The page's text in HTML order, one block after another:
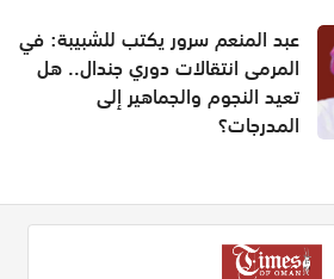
عبد المنعم سرور يكتب للشبيبة: في
المرمى انتقالات دوري جندال.. هل
تعيد النجوم والجماهير إلى
المدرجات؟